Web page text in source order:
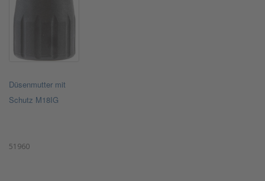
Düsenmutter mit
Schutz M18IG
51960